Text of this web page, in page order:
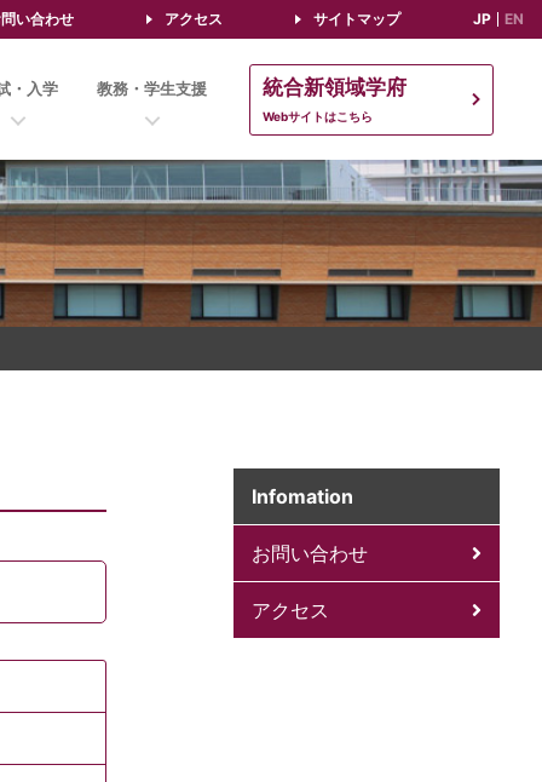
い合わせ アクセス サイトマップ JP EN
・入学 教務・学生支援 統合新領域学府
Webサイトはこちら
Infomation
お問い合わせ
アクセス